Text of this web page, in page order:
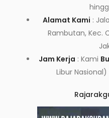
Alamat Kami :
Rambutan, Kec.
Jam Kerja : Kami
Libur Nasional)